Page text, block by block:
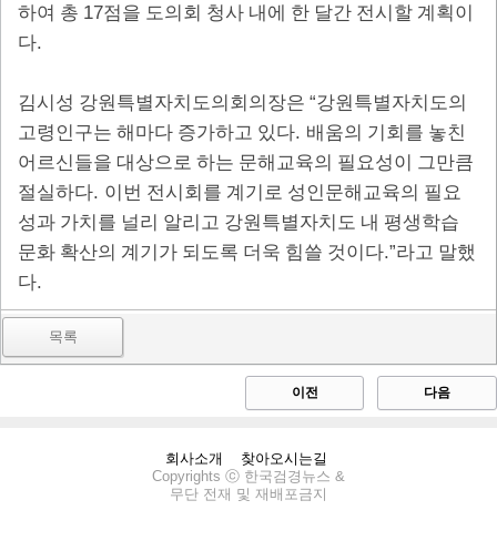
하여 총 17점을 도의회 청사 내에 한 달간 전시할 계획이
다.
김시성 강원특별자치도의회의장은 “강원특별자치도의
고령인구는 해마다 증가하고 있다. 배움의 기회를 놓친
어르신들을 대상으로 하는 문해교육의 필요성이 그만큼
절실하다. 이번 전시회를 계기로 성인문해교육의 필요
성과 가치를 널리 알리고 강원특별자치도 내 평생학습
문화 확산의 계기가 되도록 더욱 힘쓸 것이다.”라고 말했
다.
목록
이전 다음
회사소개
찾아오시는길
Copyrights ⓒ 한국검경뉴스 &
무단 전재 및 재배포금지